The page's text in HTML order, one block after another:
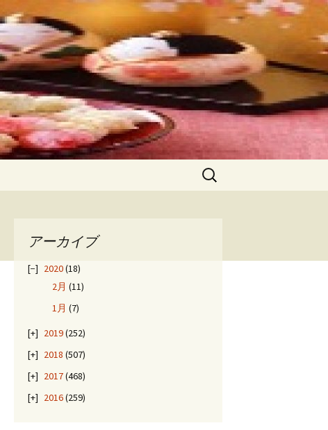
検
索:
アーカイブ
2020(18)
2月 (11)
1月 (7)
2019(252)
2018 (507)
2017(468)
2016(259)